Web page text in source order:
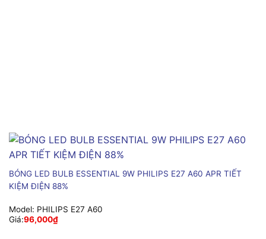
BÓNG LED BULB ESSENTIAL 9W PHILIPS E27 A60 APR TIẾT
KIỆM ĐIỆN 88%
Model: PHILIPS E27 A60
Giá:96,000₫